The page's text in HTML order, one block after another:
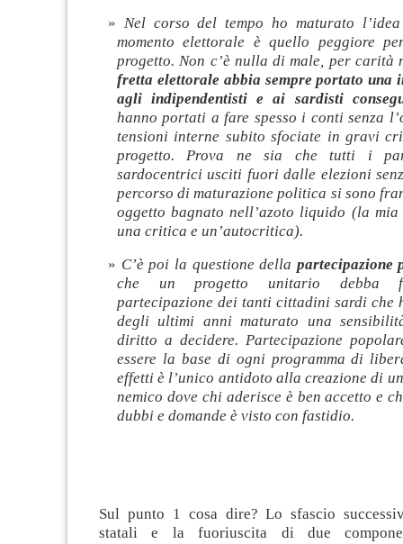
Nel corso del tempo ho maturato
momento elettorale è quello peggiore
progetto. Non c’è nulla di male, per carità
fretta elettorale abbia sempre portato una
agli indipendentisti e ai sardisti
hanno portati a fare spesso i conti senza
tensioni interne subito sfociate in gravi
progetto. Prova ne sia che tutti i
sardocentrici usciti fuori dalle elezioni
percorso di maturazione politica si sono
oggetto bagnato nell’azoto liquido (la mia
una critica e un’autocritica).
C’è poi la questione della partecipazione
che un progetto unitario debba
partecipazione dei tanti cittadini sardi che
degli ultimi anni maturato una
diritto a decidere. Partecipazione
essere la base di ogni programma di
effetti è l’unico antidoto alla creazione di
nemico dove chi aderisce è ben accetto e
dubbi e domande è visto con fastidio.
Sul punto 1 cosa dire? Lo sfascio
statali e la fuoriuscita di due